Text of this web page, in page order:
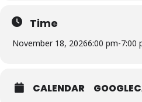
Time
November 18, 20266:00 pm-7:00
CALENDAR